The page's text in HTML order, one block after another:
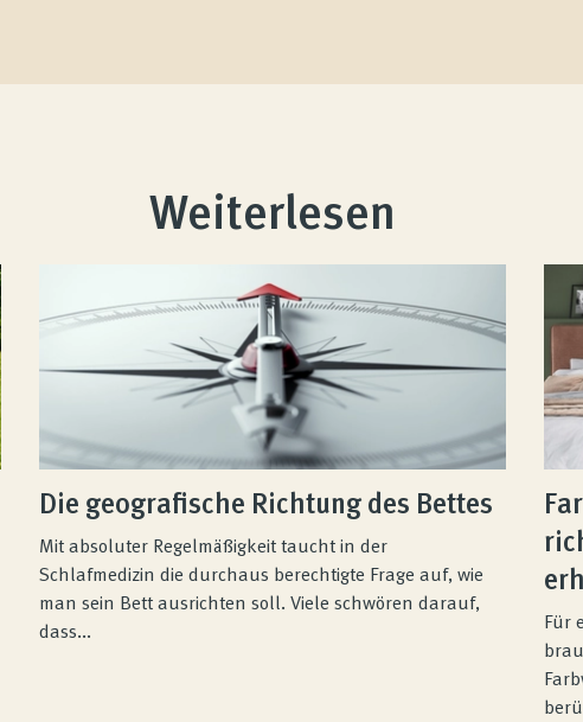
Weiterlesen
Die geografische Richtung des Bettes
Mit absoluter Regelmäßigkeit taucht in der
Schlafmedizin die durchaus berechtigte Frage auf, wie
man sein Bett ausrichten soll. Viele schwören darauf,
dass...
Für